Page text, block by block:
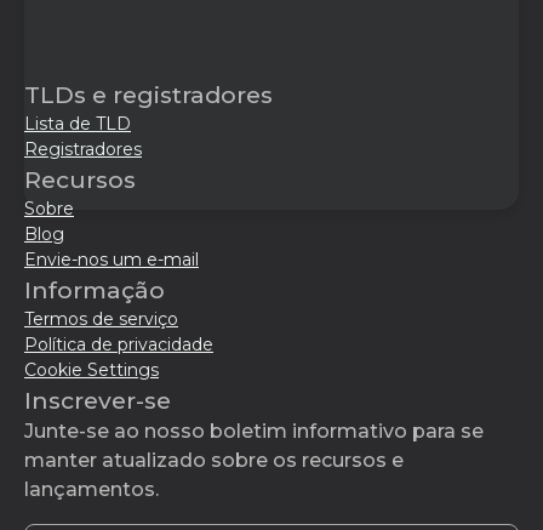
TLDs e registradores
Lista de TLD
Registradores
Recursos
Sobre
Blog
Envie-nos um e-mail
Informação
Termos de serviço
Política de privacidade
Cookie Settings
Inscrever-se
Junte-se ao nosso boletim informativo para se
manter atualizado sobre os recursos e
lançamentos.